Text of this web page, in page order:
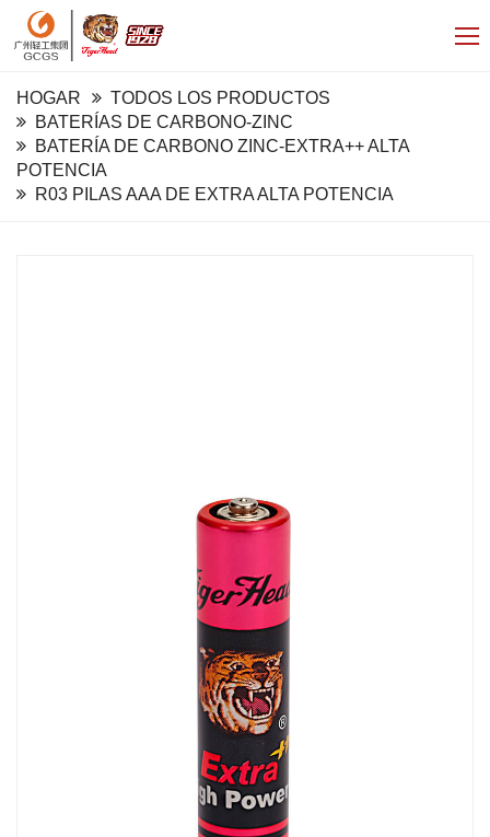
HOGAR
TODOS LOS PRODUCTOS
BATERÍAS DE CARBONO-ZINC
BATERÍA DE CARBONO ZINC-EXTRA++ ALTA
POTENCIA
R03 PILAS AAA DE EXTRA ALTA POTENCIA